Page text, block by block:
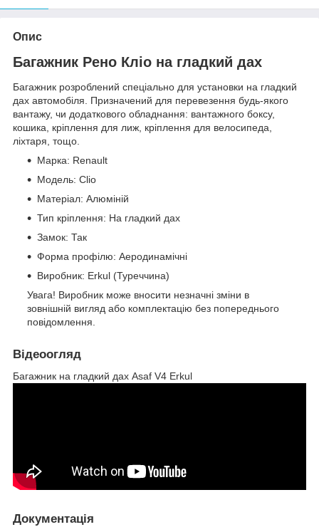
Опис
Багажник Рено Кліо на гладкий дах
Багажник розроблений спеціально для установки на гладкий
дах автомобіля. Призначений для перевезення будь-якого
вантажу, чи додаткового обладнання: вантажного боксу,
кошика, кріплення для лиж, кріплення для велосипеда,
ліхтаря, тощо.
Марка: Renault
Модель: Clio
Матеріал: Алюміній
Тип кріплення: На гладкий дах
Замок: Так
Форма профілю: Аеродинамічні
Виробник: Erkul (Туреччина)
Увага! Виробник може вносити незначні зміни в
зовнішній вигляд або комплектацію без попереднього
повідомлення.
Відеоогляд
Багажник на гладкий дах Asaf V4 Erkul
Документація